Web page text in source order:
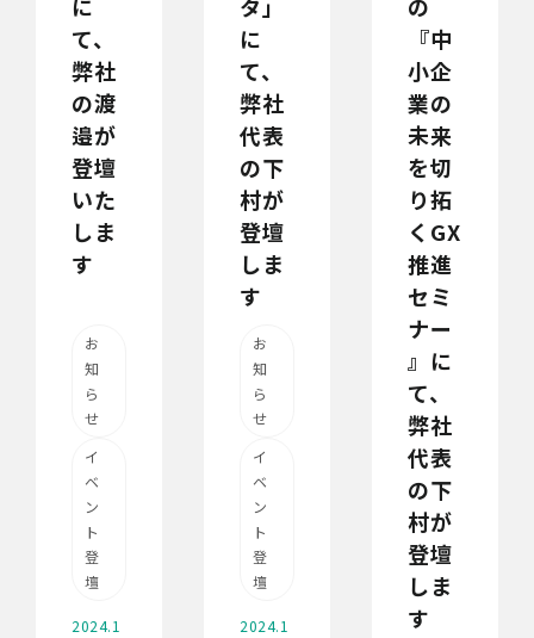
に
て、
弊社
の渡
邉が
登壇
いた
しま
す
お
知
ら
せ
イ
ベ
ン
ト
登
壇
2024.1
タ」
に
て、
弊社
代表
の下
村が
登壇
しま
す
お
知
ら
せ
イ
ベ
ン
ト
登
壇
2024.1
の
『中
小企
業の
未来
を切
り拓
くGX
推進
セミ
ナー
』に
て、
弊社
代表
の下
村が
登壇
しま
す